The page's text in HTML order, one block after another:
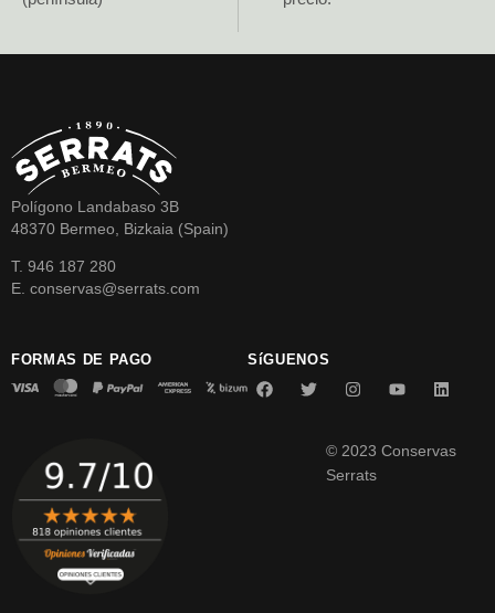
Polígono Landabaso 3B
48370 Bermeo, Bizkaia (Spain)
T. 946 187 280
E. conservas@serrats.com
FORMAS DE PAGO SíGUENOS
© 2023 Conservas
Serrats